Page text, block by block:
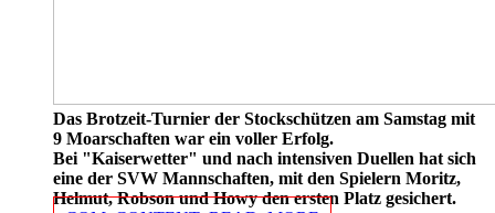
Das Brotzeit-Turnier der Stockschützen am Samstag mit
9 Moarschaften war ein voller Erfolg.
Bei "Kaiserwetter" und nach intensiven Duellen hat sich
eine der SVW Mannschaften, mit den Spielern Moritz,
Helmut, Robson und Howy den ersten Platz gesichert.